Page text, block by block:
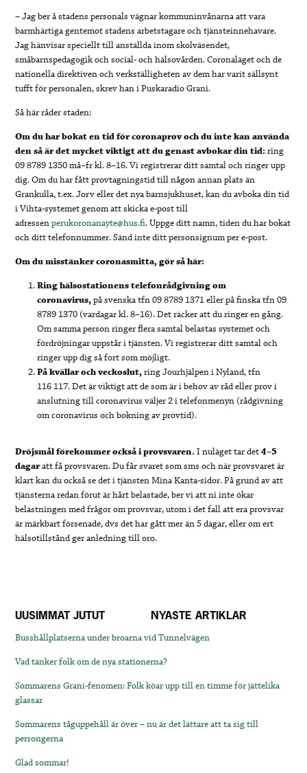
– Jag ber å stadens personals vägnar kommuninvånarna att vara
barmhärtiga gentemot stadens arbetstagare och tjänsteinnehavare.
Jag hänvisar speciellt till anställda inom skolväsendet,
småbarnspedagogik och social- och hälsovården. Coronaläget och de
nationella direktiven och verkställigheten av dem har varit sällsynt
tufft för personalen, skrev han i Puskaradio Grani.
Så här råder staden:
Om du har bokat en tid för coronaprov och du inte kan använda
den så är det mycket viktigt att du genast avbokar din tid:ring
09 8789 1350 må–fr kl. 8–16. Vi registrerar ditt samtal och ringer upp
dig. Om du har fått provtagningstid till någon annan plats än
Grankulla, t.ex. Jorv eller det nya barnsjukhuset, kan du avboka din tid
i Vihta-systemet genom att skicka e-post till
adressenperukoronanayte@hus.fi. Uppge ditt namn, tiden du har bokat
och ditt telefonnummer. Sänd inte ditt personsignum per e-post.
Om du misstänker coronasmitta, gör så här:
Ring hälsostationens telefonrådgivning om
coronavirus,på svenska tfn 09 8789 1371 eller på finska tfn 09
8789 1370 (vardagar kl. 8–16). Det räcker att du ringer en gång.
Om samma person ringer flera samtal belastas systemet och
fördröjningar uppstår i tjänsten. Vi registrerar ditt samtal och
ringer upp dig så fort som möjligt.
På kvällar och veckoslut,ring Jourhjälpen i Nyland, tfn
116 117. Det är viktigt att de som är i behov av råd eller prov i
anslutning till coronavirus väljer 2 i telefonmenyn (rådgivning
om coronavirus och bokning av provtid).
Dröjsmål förekommer också i provsvaren.I nuläget tar det4–5
dagaratt få provsvaren. Du får svaret som sms och när provsvaret är
klart kan du också se det i tjänsten Mina Kanta-sidor. På grund av att
tjänsterna redan förut är hårt belastade, ber vi att ni inte ökar
belastningen med frågor om provsvar, utom i det fall att era provsvar
är märkbart försenade, dvs det har gått mer än 5 dagar, eller om ert
hälsotillstånd ger anledning till oro.
UUSIMMAT JUTUT NYASTE ARTIKLAR
Busshållplatserna under broarna vid Tunnelvägen
Vad tänker folk om de nya stationerna?
Sommarens Grani-fenomen: Folk köar upp till en timme för jättelika
glassar
Sommarens tåguppehåll är över – nu är det lättare att ta sig till
perrongerna
Glad sommar!